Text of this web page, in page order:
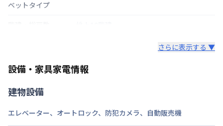
ベットタイプ
部屋の向き
交通
西鉄天神大牟田線西鉄福岡（天神）駅
さらに表示する ▼
設備・家具家電情報
建物設備
エレベーター、 オートロック、 防犯カメラ、 自動販売機